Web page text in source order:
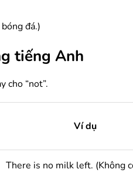
đá.)
tiếng Anh
cho “not”.
Ví dụ
There is no milk left. (Không